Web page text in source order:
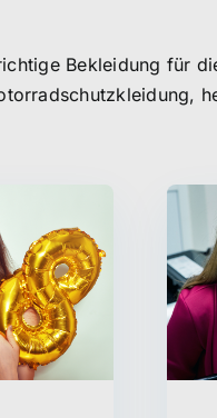
Bekleidung für